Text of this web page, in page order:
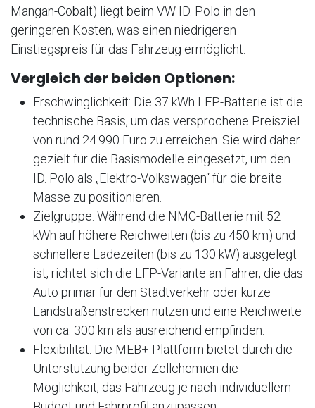
Mangan-Cobalt) liegt beim VW ID. Polo in den
geringeren Kosten, was einen niedrigeren
Einstiegspreis für das Fahrzeug ermöglicht.
Vergleich der beiden Optionen:
Erschwinglichkeit: Die 37 kWh LFP-Batterie ist die
technische Basis, um das versprochene Preisziel
von rund 24.990 Euro zu erreichen. Sie wird daher
gezielt für die Basismodelle eingesetzt, um den
ID. Polo als „Elektro-Volkswagen“ für die breite
Masse zu positionieren.
Zielgruppe: Während die NMC-Batterie mit 52
kWh auf höhere Reichweiten (bis zu 450 km) und
schnellere Ladezeiten (bis zu 130 kW) ausgelegt
ist, richtet sich die LFP-Variante an Fahrer, die das
Auto primär für den Stadtverkehr oder kurze
Landstraßenstrecken nutzen und eine Reichweite
von ca. 300 km als ausreichend empfinden.
Flexibilität: Die MEB+ Plattform bietet durch die
Unterstützung beider Zellchemien die
Möglichkeit, das Fahrzeug je nach individuellem